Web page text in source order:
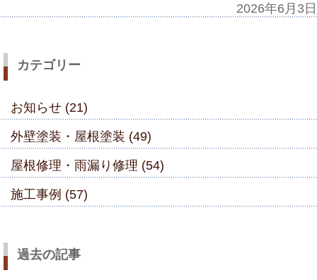
2026年6月3日
カテゴリー
お知らせ (21)
外壁塗装・屋根塗装 (49)
屋根修理・雨漏り修理 (54)
施工事例 (57)
過去の記事